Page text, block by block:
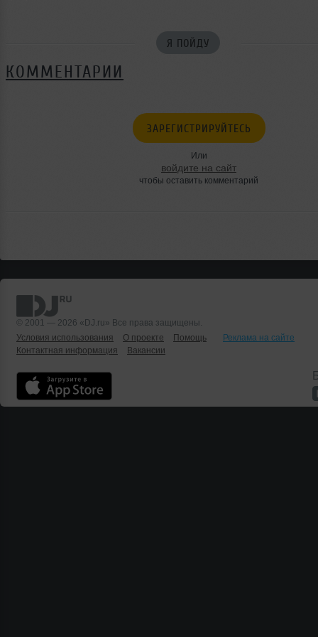
Я ПОЙДУ
КОММЕНТАРИИ
ЗАРЕГИСТРИРУЙТЕСЬ
Или
войдите на сайт
чтобы оставить комментарий
© 2001 — 2026 «DJ.ru» Все права защищены.
Условия использования
О проекте Помощь
Реклама на сайте
Контактная информация
Вакансии